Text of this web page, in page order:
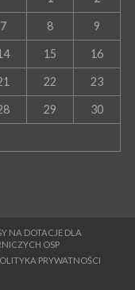
7 8 9
15 16
22 23
29 30
NA DOTACJE DLA
OSP
PRYWATNOŚCI